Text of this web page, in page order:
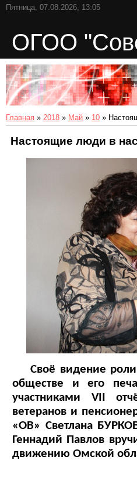
Пятница, 07.08.2026, 13:05
ОГОО
Главная » 2018 » Май » 10 »
Настоящие люди в
Своё видение роли
обществе и его
участниками VII
ветеранов и
«ОВ» Светлана
Геннадий Павлов
движению Омской